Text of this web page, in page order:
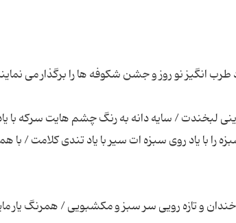
لبخندت / سایه دانه به رنگ چشم هایت سرکه با
با یاد روی سبزه ات سیر با یاد تندی کلامت / با
خندان و تازه رویی سر سبز و مکشبویی / همرنگ یار